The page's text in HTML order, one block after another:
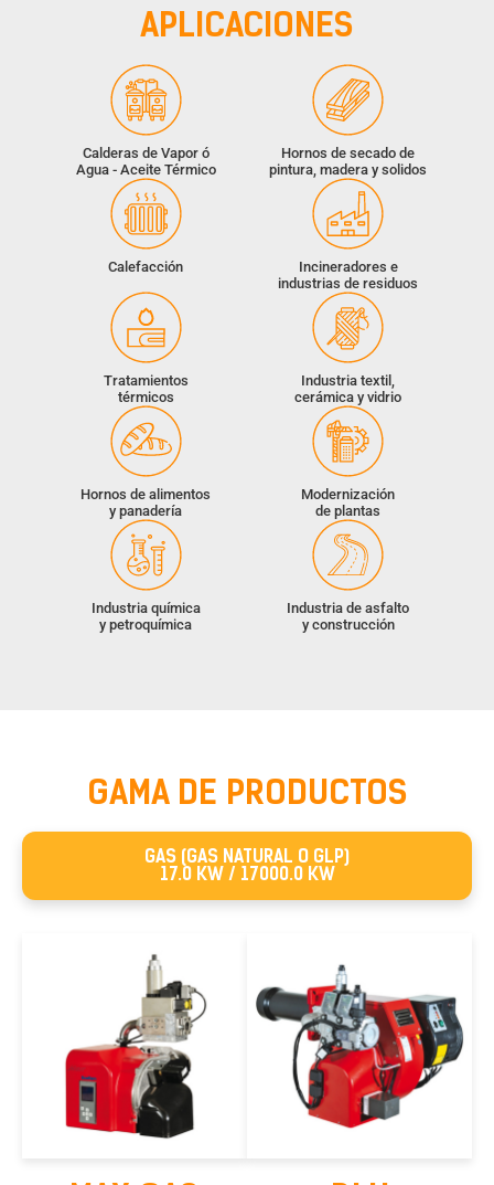
APLICACIONES
Calderas de Vapor ó
Agua - Aceite Térmico
Hornos de secado de
pintura, madera y solidos
Calefacción
Incineradores e
industrias de residuos
Tratamientos
térmicos
Industria textil,
cerámica y vidrio
Hornos de alimentos
y panadería
Modernización
de plantas
Industria química
y petroquímica
Industria de asfalto
y construcción
GAMA DE PRODUCTOS
GAS (GAS NATURAL O GLP)
17.0 KW / 17000.0 KW